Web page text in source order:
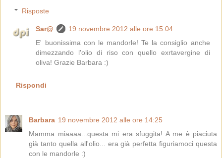
Risposte
Sar@
19 novembre 2012 alle ore 15:04
E' buonissima con le mandorle! Te la consiglio anche
dimezzando l'olio di riso con quello exrtavergine di
oliva! Grazie Barbara :)
Rispondi
Barbara 19 novembre 2012 alle ore 14:25
Mamma miaaaa...questa mi era sfuggita! A me è piaciuta
già tanto quella all'olio... era già perfetta figuriamoci questa
con le mandorle :)